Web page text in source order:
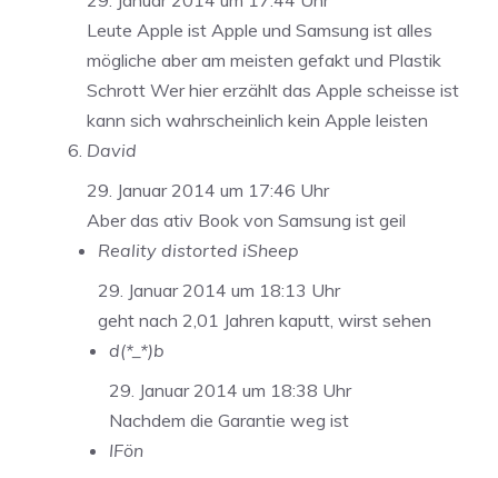
Leute Apple ist Apple und Samsung ist alles
mögliche aber am meisten gefakt und Plastik
Schrott Wer hier erzählt das Apple scheisse ist
kann sich wahrscheinlich kein Apple leisten
David
29. Januar 2014 um 17:46 Uhr
Aber das ativ Book von Samsung ist geil
Reality distorted iSheep
29. Januar 2014 um 18:13 Uhr
geht nach 2,01 Jahren kaputt, wirst sehen
d(*_*)b
29. Januar 2014 um 18:38 Uhr
Nachdem die Garantie weg ist
IFön